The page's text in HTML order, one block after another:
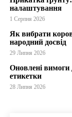
налаштування
1 Серпня 2026
Як вибрати
народний досвід
29 Липня 2026
Оновлені вимоги
етикетки
28 Липня 2026